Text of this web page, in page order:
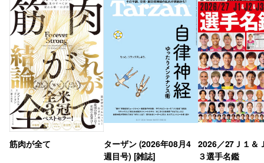
筋肉が全て
ターザン (2026年08月4
週目号) [雑誌]
2026／27Ｊ１＆
３選手名鑑